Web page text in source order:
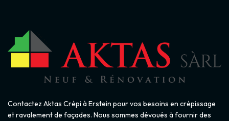
Contactez Aktas Crépi à Erstein pour vos besoins en crépissage
et ravalement de façades. Nous sommes dévoués à fournir des